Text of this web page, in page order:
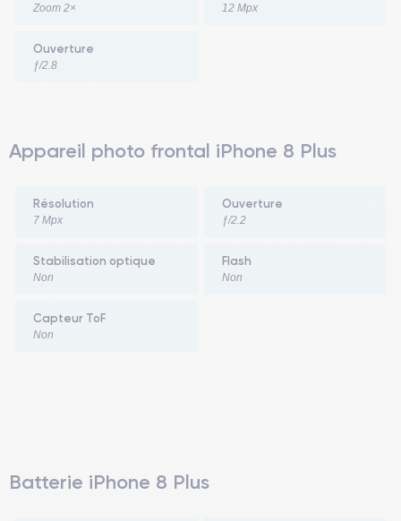
Zoom 2× 12 Mpx
Ouverture
ƒ/2.8
Appareil photo frontal iPhone 8 Plus
Résolution
7 Mpx
Ouverture
ƒ/2.2
Stabilisation optique
Non
Flash
Non
Capteur ToF
Non
Batterie iPhone 8 Plus